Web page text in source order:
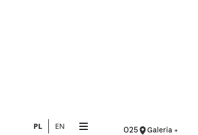
PL EN
OPROWADZENIE 22.11.2025 Galeria +